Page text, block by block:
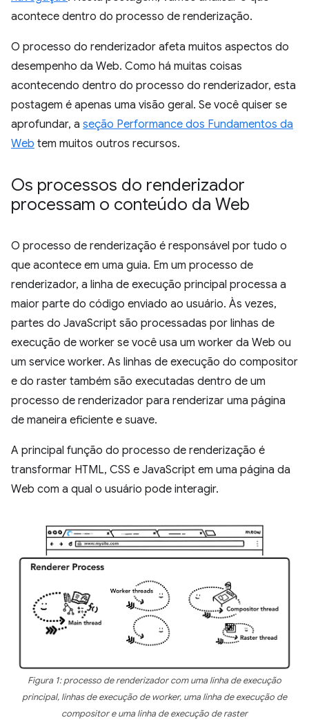
acontece dentro do processo de renderização.
O processo do renderizador afeta muitos aspectos do
desempenho da Web. Como há muitas coisas
acontecendo dentro do processo do renderizador, esta
postagem é apenas uma visão geral. Se você quiser se
aprofundar, a seção Performance dos Fundamentos da
Web tem muitos outros recursos.
Os processos do renderizador
processam o conteúdo da Web
O processo de renderização é responsável por tudo o
que acontece em uma guia. Em um processo de
renderizador, a linha de execução principal processa a
maior parte do código enviado ao usuário. Às vezes,
partes do JavaScript são processadas por linhas de
execução de worker se você usa um worker da Web ou
um service worker. As linhas de execução do compositor
e do raster também são executadas dentro de um
processo de renderizador para renderizar uma página
de maneira eficiente e suave.
A principal função do processo de renderização é
transformar HTML, CSS e JavaScript em uma página da
Web com a qual o usuário pode interagir.
Figura 1: processo de renderizador com uma linha de execução
principal, linhas de execução de worker, uma linha de execução de
compositor e uma linha de execução de raster